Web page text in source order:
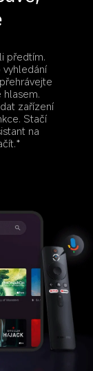
předtím.
vyhledání
hlasem.
zařízení
Stačí
na